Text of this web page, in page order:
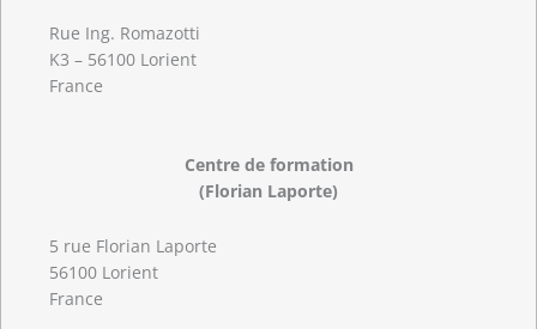
Rue Ing. Romazotti
K3 – 56100 Lorient
France
Centre de formation
(Florian Laporte)
5 rue Florian Laporte
56100 Lorient
France